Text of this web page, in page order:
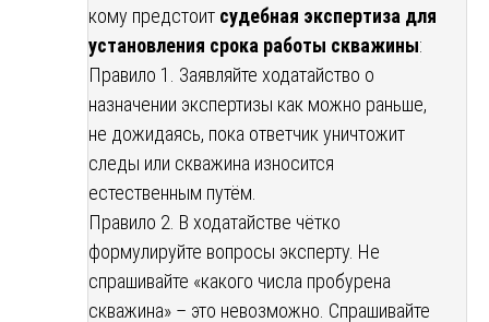
кому предстоит судебная экспертиза для
установления срока работы скважины:
Правило 1. Заявляйте ходатайство о
назначении экспертизы как можно раньше,
не дожидаясь, пока ответчик уничтожит
следы или скважина износится
естественным путём.
Правило 2. В ходатайстве чётко
формулируйте вопросы эксперту. Не
спрашивайте «какого числа пробурена
скважина» – это невозможно. Спрашивайте